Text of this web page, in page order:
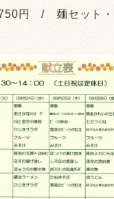
円 / 麺セット